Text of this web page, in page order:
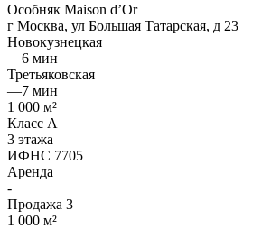
Особняк Maison d’Or
г Москва, ул Большая Татарская, д 23
Новокузнецкая
—6 мин
Третьяковская
—7 мин
1 000 м²
Класс A
3 этажа
ИФНС 7705
Аренда
-
Продажа 3
1 000 м²